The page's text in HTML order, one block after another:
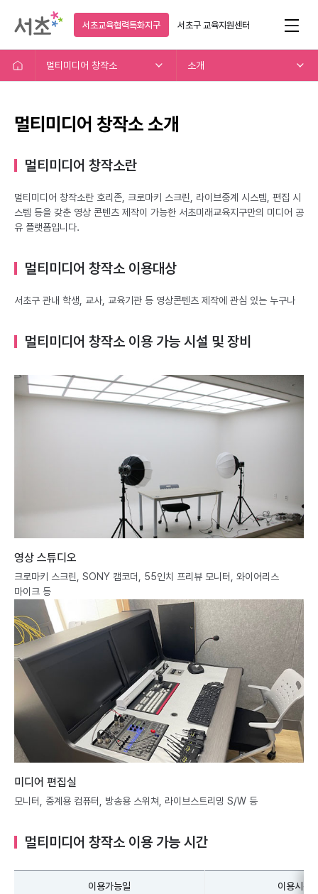
서초교육협력특화지구 서초구교육지원센터
멀티미디어 창작소 소개
멀티미디어 창작소 소개
멀티미디어 창작소란
멀티미디어 창작소란 호리존, 크로마키 스크린, 라이브중계 시스템, 편집 시
스템 등을 갖춘 영상 콘텐츠 제작이 가능한 서초미래교육지구만의 미디어 공
유 플랫폼입니다.
멀티미디어 창작소 이용대상
서초구 관내 학생, 교사, 교육기관 등 영상콘텐츠 제작에 관심 있는 누구나
멀티미디어 창작소 이용 가능 시설 및 장비
영상 스튜디오
크로마키 스크린, SONY 캠코더, 55인치 프리뷰 모니터, 와이어리스
마이크 등
미디어 편집실
모니터, 중계용 컴퓨터, 방송용 스위쳐, 라이브스트리밍 S/W 등
멀티미디어 창작소 이용 가능 시간
이용가능일 이용시간